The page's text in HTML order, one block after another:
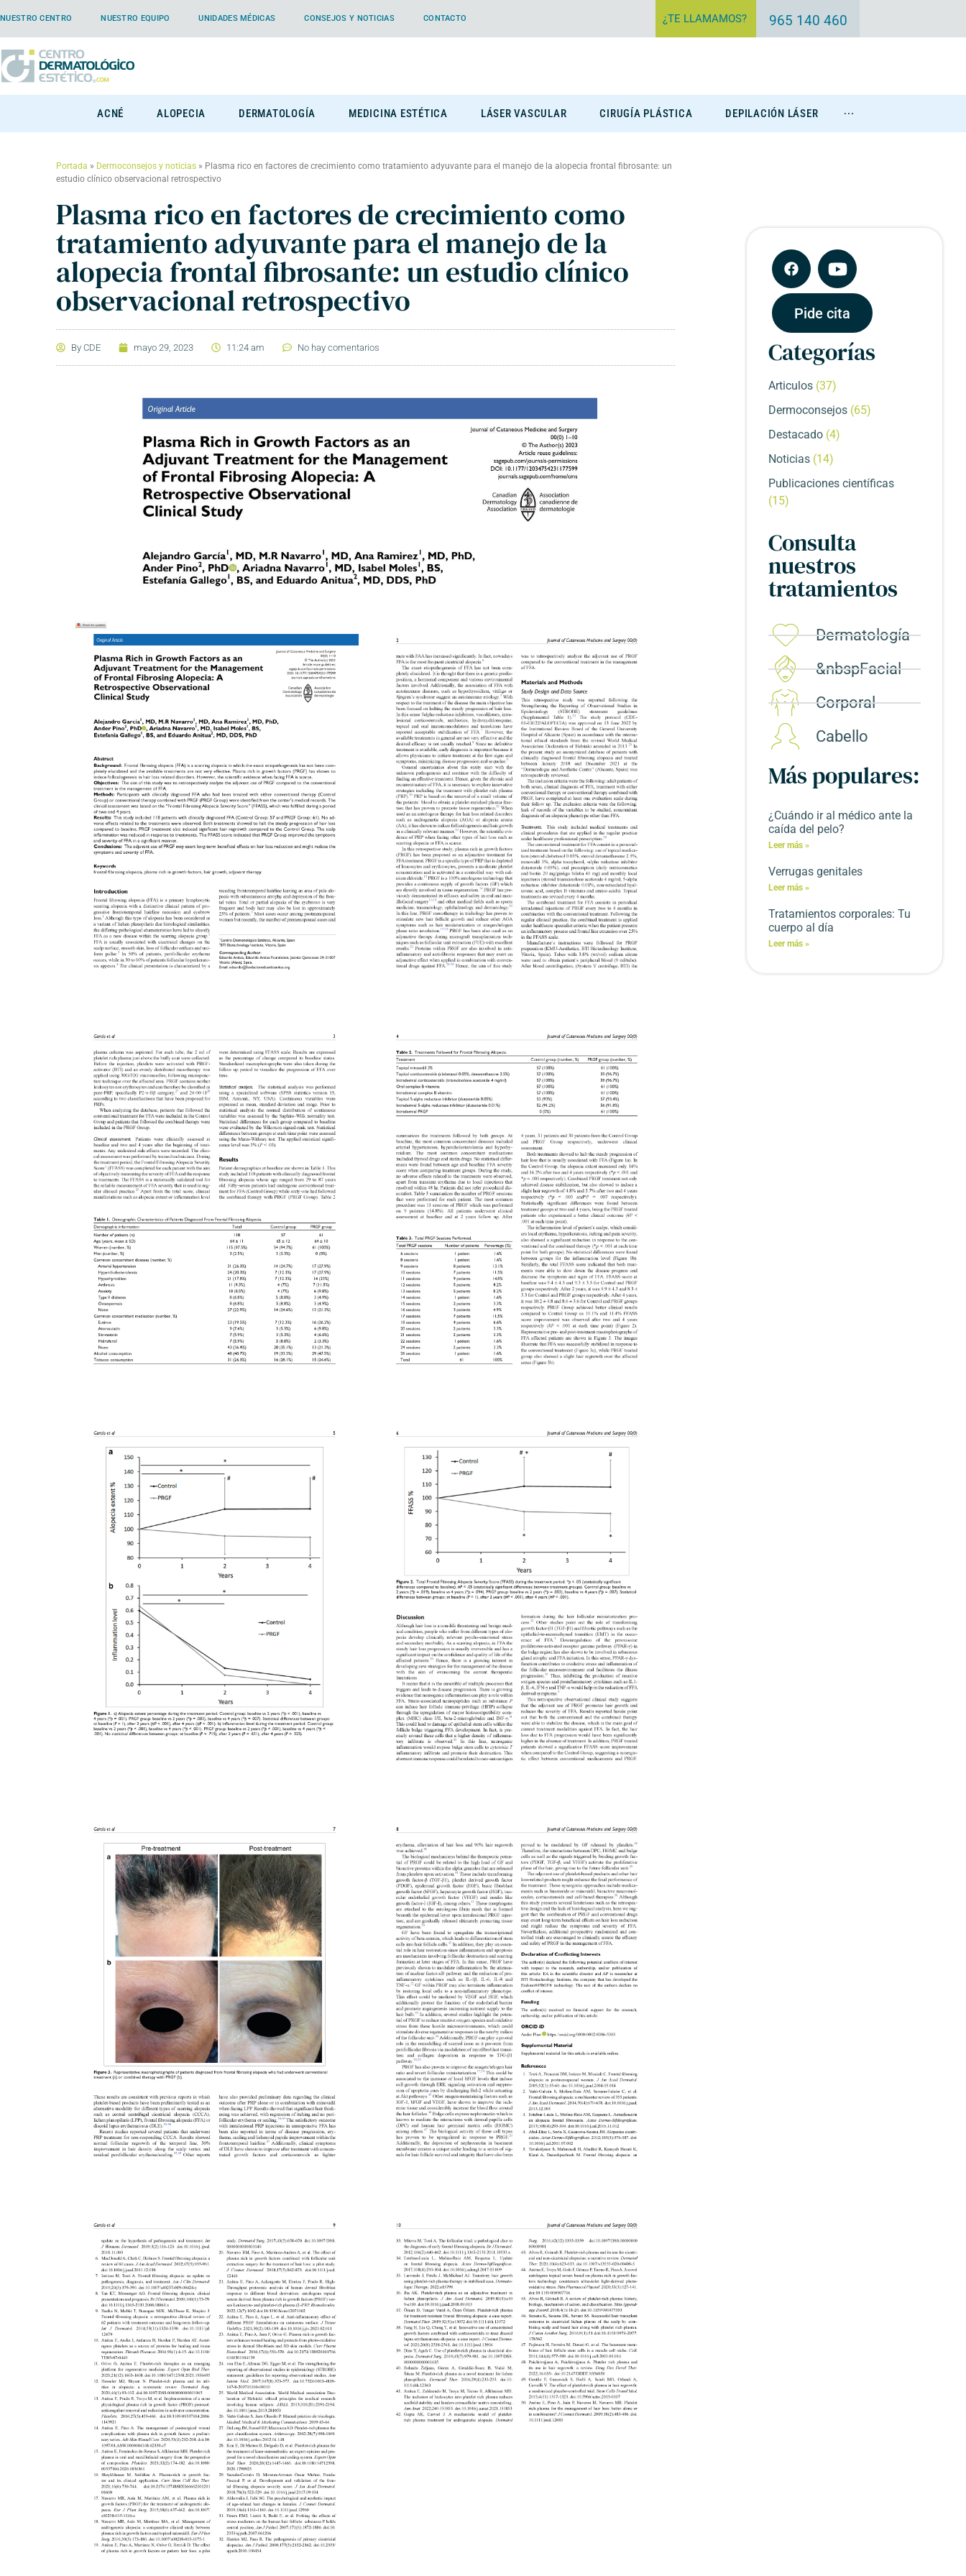
NUESTRO CENTRO NUESTRO EQUIPO UNIDADES MÉDICAS CONSEJOS Y NOTICIAS CONTACTO ¿TE LLAMAMOS? 965 140 460
ACNÉ ALOPECIA DERMATOLOGÍA MEDICINA ESTÉTICA LÁSER VASCULAR CIRUGÍA PLÁSTICA DEPILACIÓN LÁSER ···
Portada » Dermoconsejos y noticias » Plasma rico en factores de crecimiento como tratamiento adyuvante para el manejo de la alopecia frontal fibrosante: un
estudio clínico observacional retrospectivo
Plasma rico en factores de crecimiento como
tratamiento adyuvante para el manejo de la
alopecia frontal fibrosante: un estudio clínico
observacional retrospectivo
By CDE mayo 29, 2023 11:24 am No hay comentarios
Pide cita
Categorías
Articulos (37)
Dermoconsejos (65)
Destacado (4)
Noticias (14)
Publicaciones científicas
(15)
Consulta
nuestros
tratamientos
Dermatología
&nbspFacial
Corporal​
Cabello
Más populares:
¿Cuándo ir al médico ante la
caída del pelo?
Leer más »
Verrugas genitales
Leer más »
Tratamientos corporales: Tu
cuerpo al día
Leer más »